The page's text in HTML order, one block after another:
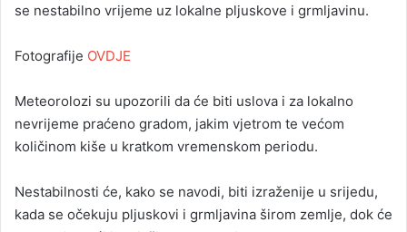
se nestabilno vrijeme uz lokalne pljuskove i grmljavinu.
Fotografije OVDJE
Meteorolozi su upozorili da će biti uslova i za lokalno
nevrijeme praćeno gradom, jakim vjetrom te većom
količinom kiše u kratkom vremenskom periodu.
Nestabilnosti će, kako se navodi, biti izraženije u srijedu,
kada se očekuju pljuskovi i grmljavina širom zemlje, dok će